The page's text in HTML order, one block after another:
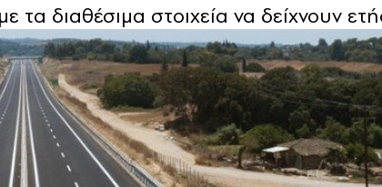
διαθέσιμα στοιχεία να δείχνουν